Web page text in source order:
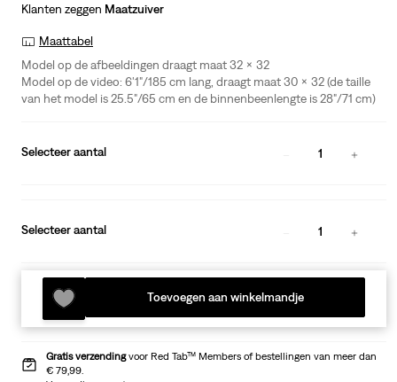
Klanten zeggen Maatzuiver
Maattabel
Model op de afbeeldingen draagt maat 32 x 32
Model op de video: 6'1"/185 cm lang, draagt maat 30 x 32 (de taille
van het model is 25.5"/65 cm en de binnenbeenlengte is 28"/71 cm)
Selecteer aantal 1
Selecteer aantal 1
Toevoegen aan winkelmandje
Gratis verzendingvoor Red Tab™ Members of bestellingen van meer dan
€ 79,99.